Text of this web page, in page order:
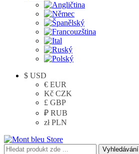
$ USD
€ EUR
Kč CZK
£ GBP
₽ RUB
zł PLN
Vyhledávání